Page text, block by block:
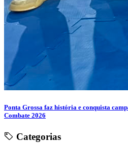
Ponta Grossa faz história e conquista
Combate 2026
Categorias